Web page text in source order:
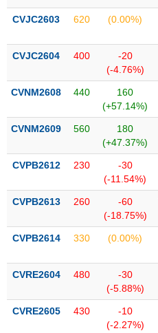
CVJC2603 620 (0.00%)
CVJC2604 400
-20
(-4.76%)
CVNM2608 440
160
(+57.14%)
CVNM2609 560
180
(+47.37%)
CVPB2612 230
-30
(-11.54%)
CVPB2613 260
-60
(-18.75%)
CVPB2614 330 (0.00%)
CVRE2604 480
-30
(-5.88%)
CVRE2605 430
-10
(-2.27%)
(-)
Đào
chính
Công
cụ
tư